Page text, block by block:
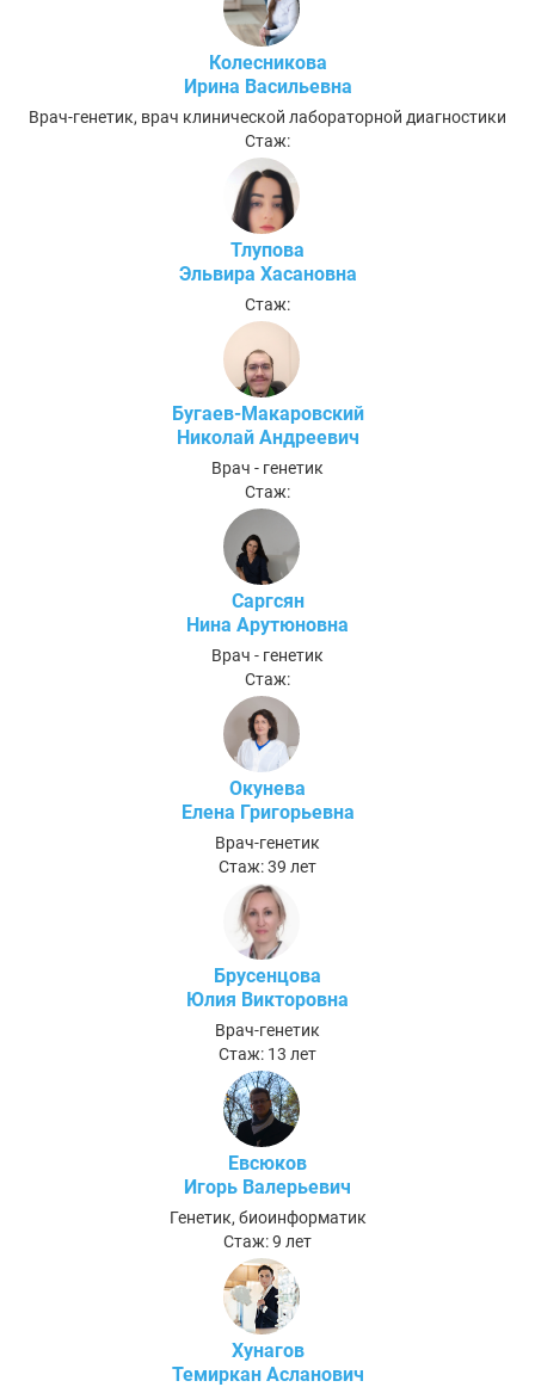
Колесникова
Ирина Васильевна
Врач-генетик, врач клинической лабораторной диагностики
Стаж:
Тлупова
Эльвира Хасановна
Стаж:
Бугаев-Макаровский
Николай Андреевич
Врач - генетик
Стаж:
Саргсян
Нина Арутюновна
Врач - генетик
Стаж:
Окунева
Елена Григорьевна
Врач-генетик
Стаж: 39 лет
Брусенцова
Юлия Викторовна
Врач-генетик
Стаж: 13 лет
Евсюков
Игорь Валерьевич
Генетик, биоинформатик
Стаж: 9 лет
Хунагов
Темиркан Асланович